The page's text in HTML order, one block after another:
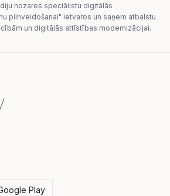
nozares speciālistu digitālās
pilnveidošanai" ietvaros un saņem atbalstu
un digitālās attīstības modernizācijai.
Play